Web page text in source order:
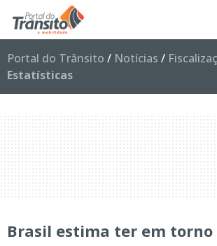
Portal do Trânsito / Notícias /
Estatísticas
Brasil estima ter em torno